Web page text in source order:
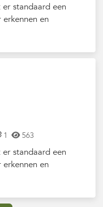
standaard een
en
1 563
standaard een
en